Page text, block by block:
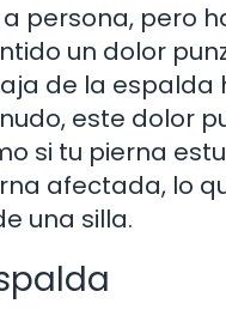
persona, pero
un dolor
de la espalda
este dolor
si tu pierna
afectada, lo
una silla.